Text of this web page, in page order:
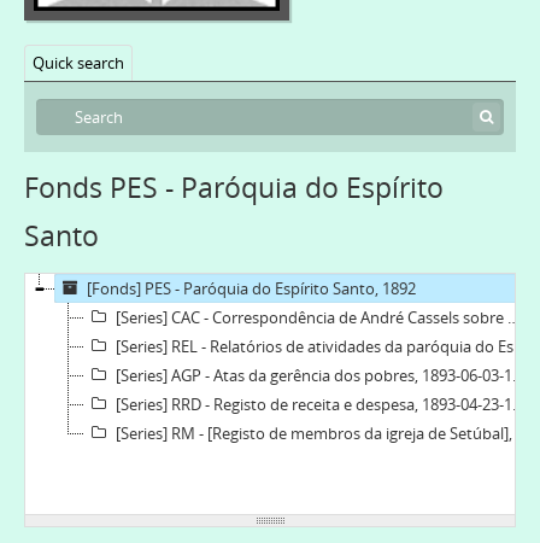
Quick search
Fonds PES - Paróquia do Espírito
Santo
[Fonds] PES - Paróquia do Espírito Santo, 1892
[Series] CAC - Correspondência de André Cassels sobre o Templo de Setúbal, 1923-1928-03-21
[Series] REL - Relatórios de atividades da paróquia do Espírito Santo, 1969
[Series] AGP - Atas da gerência dos pobres, 1893-06-03-1894-03-10
[Series] RRD - Registo de receita e despesa, 1893-04-23-1915-05-24
[Series] RM - [Registo de membros da igreja de Setúbal], 1892-01-03-1915-09-19